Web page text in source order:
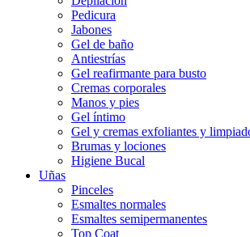
Pedicura
Jabones
Gel de baño
Antiestrías
Gel reafirmante para busto
Cremas corporales
Manos y pies
Gel íntimo
Gel y cremas exfoliantes y
Brumas y lociones
Higiene Bucal
Uñas
Pinceles
Esmaltes normales
Esmaltes semipermanentes
Top Coat